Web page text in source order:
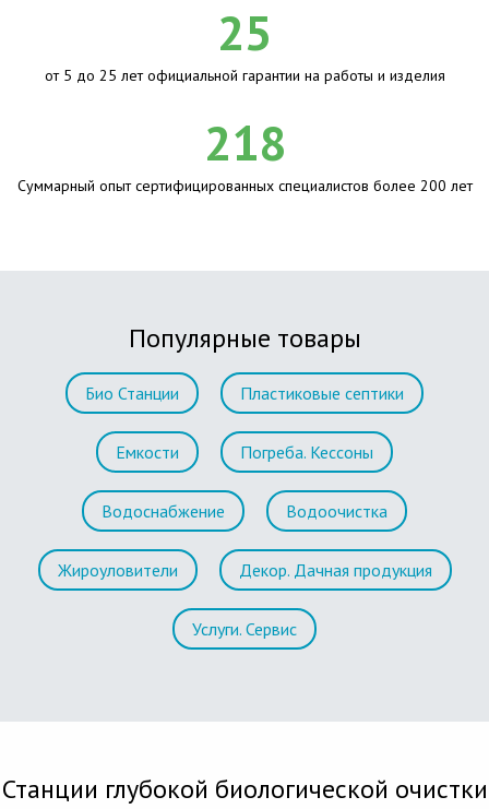
25
от 5 до 25 лет официальной гарантии на работы и изделия
218
Суммарный опыт сертифицированных специалистов более 200 лет
Популярные товары
Био Станции Пластиковые септики
Емкости Погреба. Кессоны
Водоснабжение Водоочистка
Жироуловители Декор. Дачная продукция
Услуги. Сервис
Станции глубокой биологической очистки